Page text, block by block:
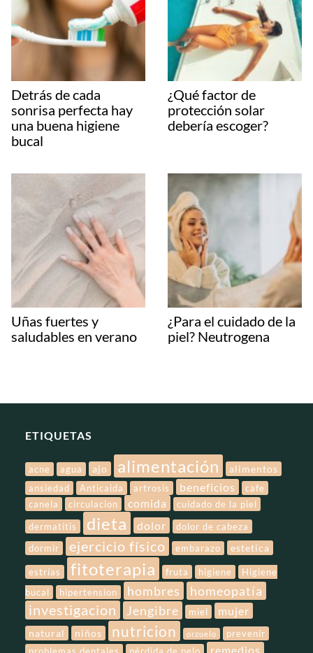
Detrás de cada
sonrisa perfecta hay
una buena higiene
bucal
¿Qué factor de
protección solar
debería escoger?
Uñas fuertes y
saludables en verano
¿Para el cuidado de la
piel? Neutrogena
ETIQUETAS
acne agua ajo alimentación alimentos
ansiedad Anticaida artrosis beneficios
cafe
canela
circulacion comida
cuidado de la piel
dermatitis
dieta dolor
dolor de cabeza
dormir
ejercicio físico embarazo estetica
estrías fitoterapia fruta higiene
Higiene
bucal
hipertension hombres homeopatía
investigacion Jengibre miel mujer
natural niños nutricion orzuelo
prevenir
remedios